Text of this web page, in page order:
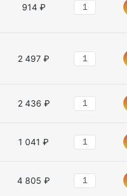
914 ₽
2 497 ₽
2 436 ₽
1 041 ₽
4 805 ₽